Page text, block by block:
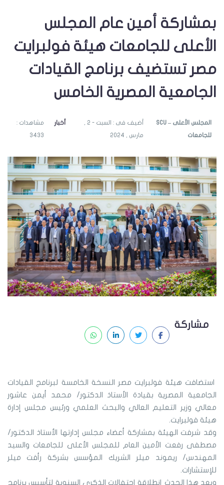
بمشاركة أمين عام المجلس
الأعلى للجامعات هيئة فولبرايت
مصر تستضيف برنامج القيادات
الجامعية المصرية الخامس
SCU – المجلس الأعلى
للجامعات مارس , 2024
أخبار مشاهدات :
3433
مشاركة
استضافت هيئة فولبرايت مصر النسخة الخامسة لبرنامج القيادات
الجامعية المصرية بقيادة الأستاذ الدكتور/ محمد أيمن عاشور
معالي وزير التعليم العالي والبحث العلمي ورئيس مجلس إدارة
هيئة فولبرايت.
وقد شرفت الهيئة بمشاركة أعضاء مجلس إدارتها الأستاذ الدكتور/
مصطفى رفعت الأمين العام للمجلس الأعلى للجامعات والسيد
المهندس/ ريموند ميلر الشريك المؤسس بشركة رأفت ميلر
للإستشارات.
ويعد هذا الحدث إنطلاقة إحتفالات الذكرى السنوية لتأسيس برنامج